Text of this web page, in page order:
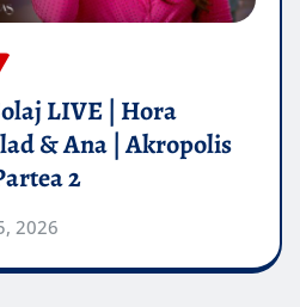
LIVE | Hora
& Ana | Akropolis
2
2026